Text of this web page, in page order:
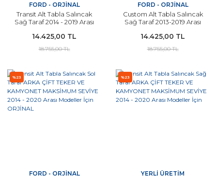
FORD - ORJİNAL
Transit Alt Tabla Salıncak
Sağ Taraf 2014 - 2019 Arası
14.425,00 TL
18.755,00 TL
FORD - ORJİNAL
Custom Alt Tabla Salıncak
Sağ Taraf 2013-2019 Arası
14.425,00 TL
18.755,00 TL
%23
FORD - ORJİNAL
%23
YERLİ ÜRETİM